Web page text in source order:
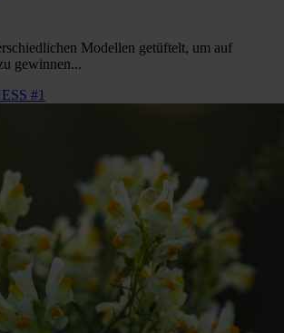
Modellen getüftelt, um auf
gewinnen...
#1